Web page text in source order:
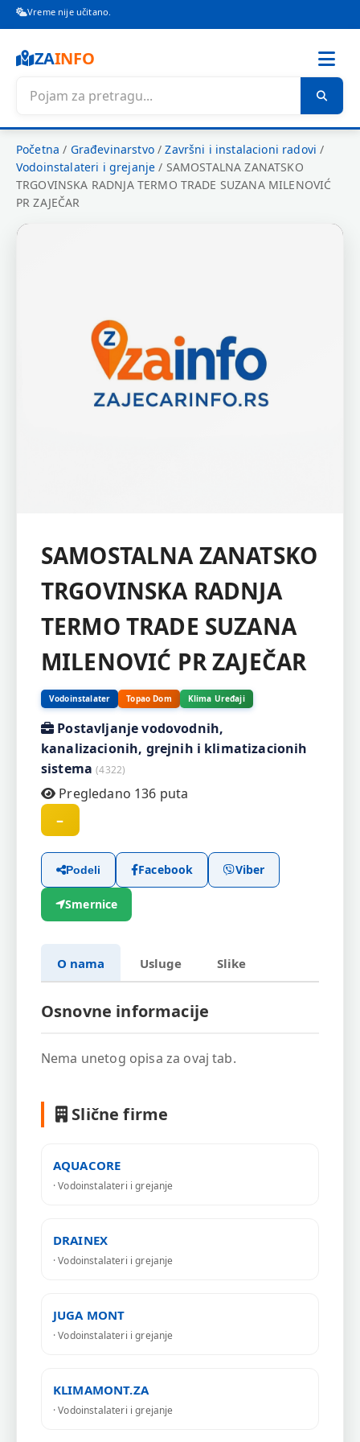
Vreme nije učitano.
ZAINFO
Početna / Građevinarstvo/Završni i instalacioni radovi /
Vodoinstalateri i grejanje / SAMOSTALNA ZANATSKO
TRGOVINSKA RADNJA TERMO TRADE SUZANA MILENOVIĆ
PR ZAJEČAR
SAMOSTALNA ZANATSKO
TRGOVINSKA RADNJA
TERMO TRADE SUZANA
MILENOVIĆ PR ZAJEČAR
Vodoinstalater Topao Dom Klima Uređaji
Postavljanje vodovodnih,
kanalizacionih, grejnih i klimatizacionih
sistema(4322)
Pregledano 136 puta
–
Podeli Facebook Viber
Smernice
O nama Usluge Slike
Osnovne informacije
Nema unetog opisa za ovaj tab.
Slične firme
AQUACORE
· Vodoinstalateri i grejanje
DRAINEX
· Vodoinstalateri i grejanje
JUGA MONT
· Vodoinstalateri i grejanje
KLIMAMONT.ZA
· Vodoinstalateri i grejanje